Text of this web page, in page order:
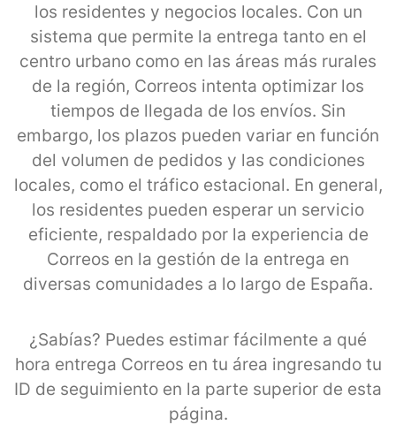
los residentes y negocios locales. Con un
sistema que permite la entrega tanto en el
centro urbano como en las áreas más rurales
de la región, Correos intenta optimizar los
tiempos de llegada de los envíos. Sin
embargo, los plazos pueden variar en función
del volumen de pedidos y las condiciones
locales, como el tráfico estacional. En general,
los residentes pueden esperar un servicio
eficiente, respaldado por la experiencia de
Correos en la gestión de la entrega en
diversas comunidades a lo largo de España.
¿Sabías? Puedes estimar fácilmente a qué
hora entrega Correos en tu área ingresando tu
ID de seguimiento en la parte superior de esta
página.